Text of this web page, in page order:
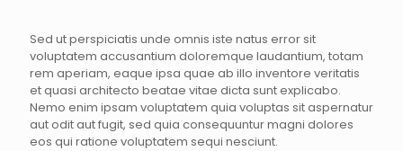
Sed ut perspiciatis unde omnis iste natus error sit
voluptatem accusantium doloremque laudantium, totam
rem aperiam, eaque ipsa quae ab illo inventore veritatis
et quasi architecto beatae vitae dicta sunt explicabo.
Nemo enim ipsam voluptatem quia voluptas sit aspernatur
aut odit aut fugit, sed quia consequuntur magni dolores
eos qui ratione voluptatem sequi nesciunt.